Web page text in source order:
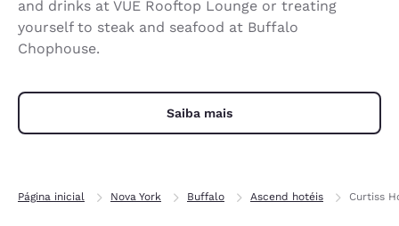
and drinks at VUE Rooftop Lounge or treating
yourself to steak and seafood at Buffalo
Chophouse.
Saiba mais
Página inicial Nova York Buffalo Ascend hotéis Curtiss